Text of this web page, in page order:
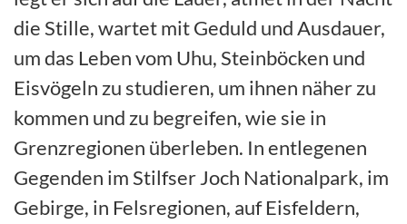
die Stille, wartet mit Geduld und Ausdauer,
um das Leben vom Uhu, Steinböcken und
Eisvögeln zu studieren, um ihnen näher zu
kommen und zu begreifen, wie sie in
Grenzregionen überleben. In entlegenen
Gegenden im Stilfser Joch Nationalpark, im
Gebirge, in Felsregionen, auf Eisfeldern,